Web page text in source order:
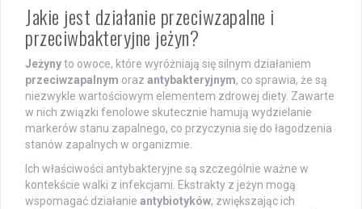
Jakie jest działanie przeciwzapalne i
przeciwbakteryjne jeżyn?
Jeżynyto owoce, które wyróżniają się silnym działaniem
przeciwzapalnym oraz antybakteryjnym, co sprawia, że są
niezwykle wartościowym elementem zdrowej diety. Zawarte
w nich związki fenolowe skutecznie hamują wydzielanie
markerów stanu zapalnego, co przyczynia się do łagodzenia
stanów zapalnych w organizmie.
Ich właściwości antybakteryjne są szczególnie ważne w
kontekście walki z infekcjami. Ekstrakty z jeżyn mogą
wspomagać działanie antybiotyków, zwiększając ich